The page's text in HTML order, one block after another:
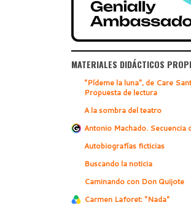
MATERIALES DIDÁCTICOS
"Pídeme la luna", de Care
Propuesta de lectura
A la sombra del teatro
Antonio Machado. Secuencia
Autobiografías ficticias
Buscando la noticia
Caminando con Don Quijote
Carmen Laforet: "Nada"